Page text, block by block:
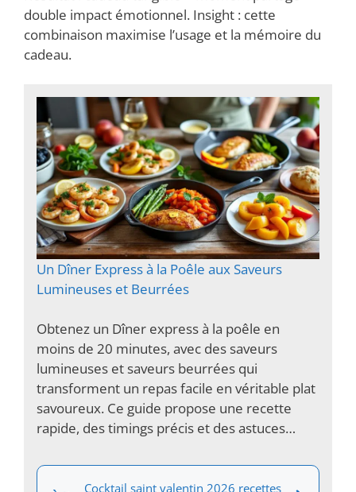
double impact émotionnel. Insight : cette
combinaison maximise l’usage et la mémoire du
cadeau.
Un Dîner Express à la Poêle aux Saveurs
Lumineuses et Beurrées
Obtenez un Dîner express à la poêle en
moins de 20 minutes, avec des saveurs
lumineuses et saveurs beurrées qui
transforment un repas facile en véritable plat
savoureux. Ce guide propose une recette
rapide, des timings précis et des astuces…
Cocktail saint valentin 2026 recettes